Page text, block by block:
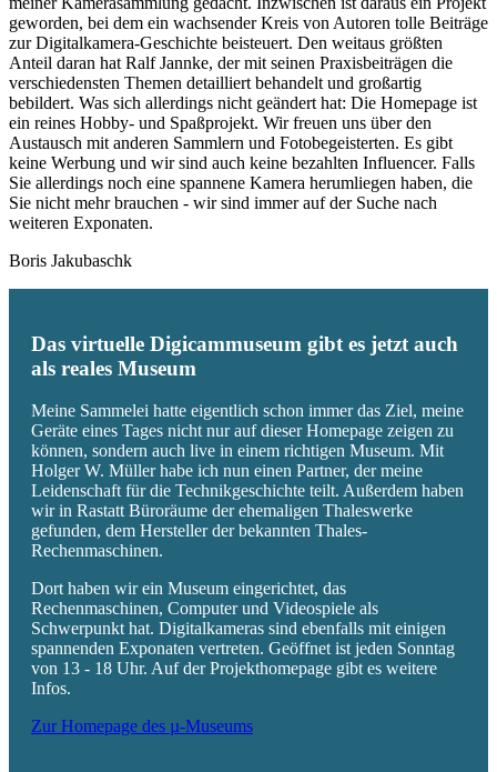
geworden, bei dem ein wachsender Kreis von Autoren tolle Beiträge
zur Digitalkamera-Geschichte beisteuert. Den weitaus größten
Anteil daran hat Ralf Jannke, der mit seinen Praxisbeiträgen die
verschiedensten Themen detailliert behandelt und großartig
bebildert. Was sich allerdings nicht geändert hat: Die Homepage ist
ein reines Hobby- und Spaßprojekt. Wir freuen uns über den
Austausch mit anderen Sammlern und Fotobegeisterten. Es gibt
keine Werbung und wir sind auch keine bezahlten Influencer. Falls
Sie allerdings noch eine spannene Kamera herumliegen haben, die
Sie nicht mehr brauchen - wir sind immer auf der Suche nach
weiteren Exponaten.
Boris Jakubaschk
Das virtuelle Digicammuseum gibt es jetzt auch
als reales Museum
Meine Sammelei hatte eigentlich schon immer das Ziel, meine
Geräte eines Tages nicht nur auf dieser Homepage zeigen zu
können, sondern auch live in einem richtigen Museum. Mit
Holger W. Müller habe ich nun einen Partner, der meine
Leidenschaft für die Technikgeschichte teilt. Außerdem haben
wir in Rastatt Büroräume der ehemaligen Thaleswerke
gefunden, dem Hersteller der bekannten Thales-
Rechenmaschinen.
Dort haben wir ein Museum eingerichtet, das
Rechenmaschinen, Computer und Videospiele als
Schwerpunkt hat. Digitalkameras sind ebenfalls mit einigen
spannenden Exponaten vertreten. Geöffnet ist jeden Sonntag
von 13 - 18 Uhr. Auf der Projekthomepage gibt es weitere
Infos.
Zur Homepage des µ-Museums